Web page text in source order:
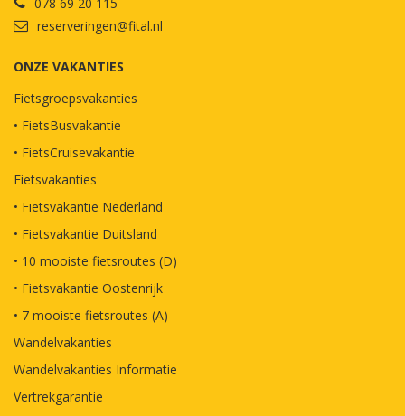
reserveringen@fital.nl
ONZE VAKANTIES
Fietsgroepsvakanties
• FietsBusvakantie
• FietsCruisevakantie
Fietsvakanties
• Fietsvakantie Nederland
• Fietsvakantie Duitsland
• 10 mooiste fietsroutes (D)
• Fietsvakantie Oostenrijk
• 7 mooiste fietsroutes (A)
Wandelvakanties
Wandelvakanties Informatie
Vertrekgarantie